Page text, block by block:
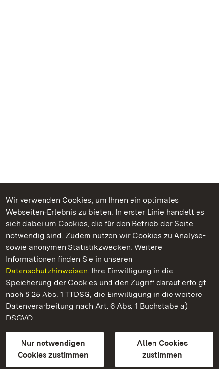
Wir verwenden Cookies, um Ihnen ein optimales
Webseiten-Erlebnis zu bieten. In erster Linie handelt es
sich dabei um Cookies, die für den Betrieb der Seite
notwendig sind. Zudem nutzen wir Cookies zu Analyse-
sowie anonymen Statistikzwecken. Weitere
Informationen finden Sie in unseren
Datenschutzhinweisen. Ihre Einwilligung in die
Speicherung der Cookies und den Zugriff darauf erfolgt
nach § 25 Abs. 1 TTDSG, die Einwilligung in die weitere
Datenverarbeitung nach Art. 6 Abs. 1 Buchstabe a)
DSGVO.
Nur notwendigen
Cookies zustimmen
Allen Cookies
zustimmen
Kommen. Staunen. Genießen.
Staatliche Schlösser und Gärten Baden‑Württemberg
Staatliche Schlösser und Gärten Baden-Württemberg
Kontakt
GebärdenspracheLeichte Sprache
Erklärung zur Barrierefreiheit
BITV-konform (geprüfte Seiten)